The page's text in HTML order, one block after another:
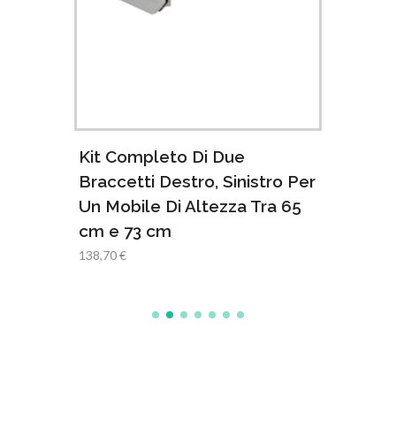
Kit Completo Di Due
Braccetti Destro, Sinistro Per
Un Mobile Di Altezza Tra 65
cm e 73 cm
138,70 €